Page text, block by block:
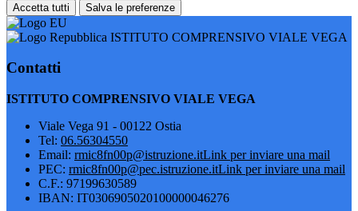
Accetta tutti Salva le preferenze
ISTITUTO COMPRENSIVO VIALE VEGA
Contatti
ISTITUTO COMPRENSIVO VIALE VEGA
Viale Vega 91 - 00122 Ostia
Tel: 06.56304550
Email: rmic8fn00p@istruzione.itLink per inviare una mail
PEC: rmic8fn00p@pec.istruzione.itLink per inviare una mail
C.F.: 97199630589
IBAN: IT0306905020100000046276